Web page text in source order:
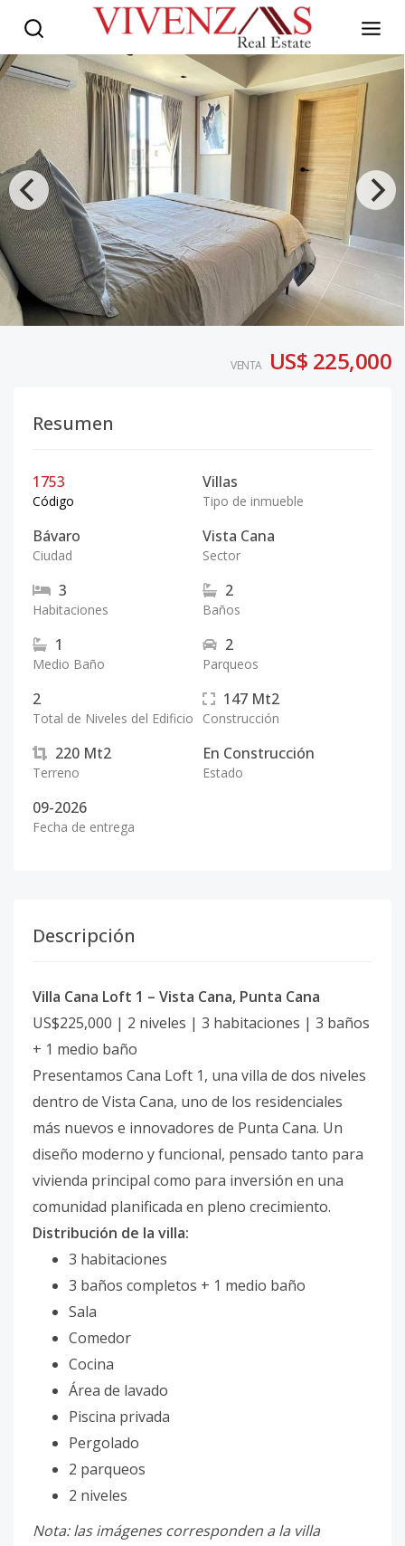
VENTA US$ 225,000
Resumen
1753
Código
Villas
Tipo de inmueble
Bávaro
Ciudad
Vista Cana
Sector
3
Habitaciones
2
Baños
1
Medio Baño
2
Parqueos
2
Total de Niveles del Edificio
147 Mt2
Construcción
220 Mt2
Terreno
En Construcción
Estado
09-2026
Fecha de entrega
Descripción
Villa Cana Loft 1 – Vista Cana, Punta Cana
US$225,000 | 2 niveles | 3 habitaciones | 3 baños
+ 1 medio baño
Presentamos Cana Loft 1, una villa de dos niveles
dentro de Vista Cana, uno de los residenciales
más nuevos e innovadores de Punta Cana. Un
diseño moderno y funcional, pensado tanto para
vivienda principal como para inversión en una
comunidad planificada en pleno crecimiento.
Distribución de la villa:
3 habitaciones
3 baños completos + 1 medio baño
Sala
Comedor
Cocina
Área de lavado
Piscina privada
Pergolado
2 parqueos
2 niveles
Nota: las imágenes corresponden a la villa